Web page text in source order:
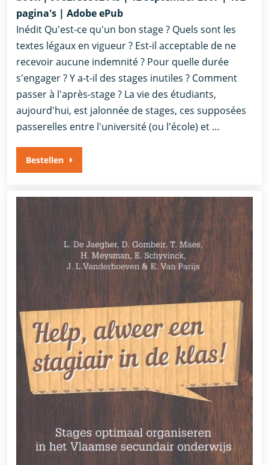
pagina's | Adobe ePub
Inédit Qu'est-ce qu'un bon stage ? Quels sont les
textes légaux en vigueur ? Est-il acceptable de ne
recevoir aucune indemnité ? Pour quelle durée
s'engager ? Y a-t-il des stages inutiles ? Comment
passer à l'après-stage ? La vie des étudiants,
aujourd'hui, est jalonnée de stages, ces supposées
passerelles entre l'université (ou l'école) et …
Bestellen